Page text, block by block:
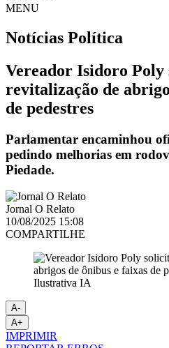
MENU
Notícias Política
Vereador Isidoro Poly
revitalização de
de pedestres
Parlamentar encaminhou
pedindo melhorias em
Piedade.
Jornal O Relato
10/08/2025 15:08
COMPARTILHE
Ilustrativa IA
A-
A+
IMPRIMIR